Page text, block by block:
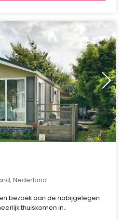
Nederland
bezoek aan de nabijgelegen
thuiskomen in..